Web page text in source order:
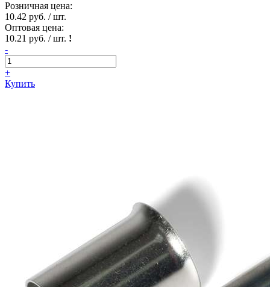
Розничная цена:
10.42 руб. / шт.
Оптовая цена:
10.21 руб. / шт. !
-
+
Купить